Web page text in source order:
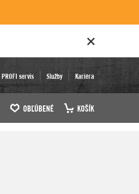
PROFI servis Služby Kariéra
OBĽÚBENÉ KOŠÍK